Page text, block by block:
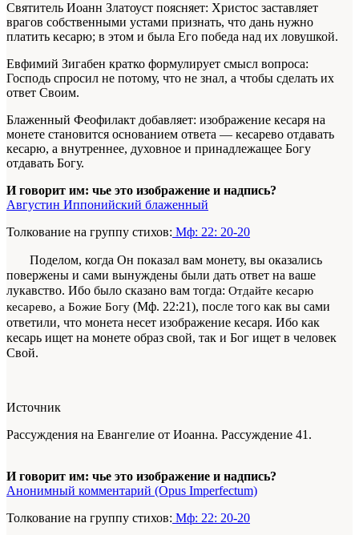
Святитель Иоанн Златоуст поясняет: Христос заставляет
врагов собственными устами признать, что дань нужно
платить кесарю; в этом и была Его победа над их ловушкой.
Евфимий Зигабен кратко формулирует смысл вопроса:
Господь спросил не потому, что не знал, а чтобы сделать их
ответ Своим.
Блаженный Феофилакт добавляет: изображение кесаря на
монете становится основанием ответа — кесарево отдавать
кесарю, а внутреннее, духовное и принадлежащее Богу
отдавать Богу.
И говорит им: чье это изображение и надпись?
Августин Иппонийский блаженный
Толкование на группу стихов: Мф: 22: 20-20
Поделом, когда Он показал вам монету, вы оказались
повержены и сами вы­нуждены были дать ответ на ваше
лукавство. Ибо было сказано вам тогда: Отдайте кесарю
кесарево, а Божие Богу (Мф. 22:21), после того как вы сами
ответили, что монета несет изображение кесаря. Ибо как
кесарь ищет на монете образ свой, так и Бог ищет в человек
Свой.
Источник
Рассуждения на Евангелие от Иоанна. Рассуждение 41.
И говорит им: чье это изображение и надпись?
Анонимный комментарий (Opus Imperfectum)
Толкование на группу стихов: Мф: 22: 20-20